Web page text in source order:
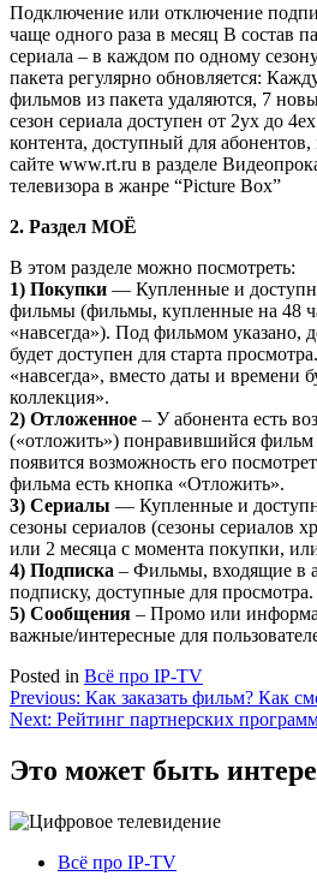
Подключение или отключение
чаще одного раза в месяц В состав
сериала – в каждом по одному
пакета регулярно обновляется:
фильмов из пакета удаляются, 7
сезон сериала доступен от 2ух до
контента, доступный для
сайте www.rt.ru в разделе
телевизора в жанре “Picture Box”
2. Раздел МОЁ
В этом разделе можно посмотреть:
1) Покупки — Купленные и
фильмы (фильмы, купленные на 48
«навсегда»). Под фильмом указано,
будет доступен для старта
«навсегда», вместо даты и времени
коллекция».
2) Отложенное – У абонента есть
(«отложить») понравившийся фильм
появится возможность его
фильма есть кнопка «Отложить».
3) Сериалы — Купленные и
сезоны сериалов (сезоны сериалов
или 2 месяца с момента покупки,
4) Подписка – Фильмы, входящие в
подписку, доступные для просмотра.
5) Сообщения – Промо или
важные/интересные для
Posted in Всё про IP-TV
Навигация
по
записям
Previous: Как заказать фильм? Как
Next: Рейтинг партнерских
Это может быть
Всё про IP-TV